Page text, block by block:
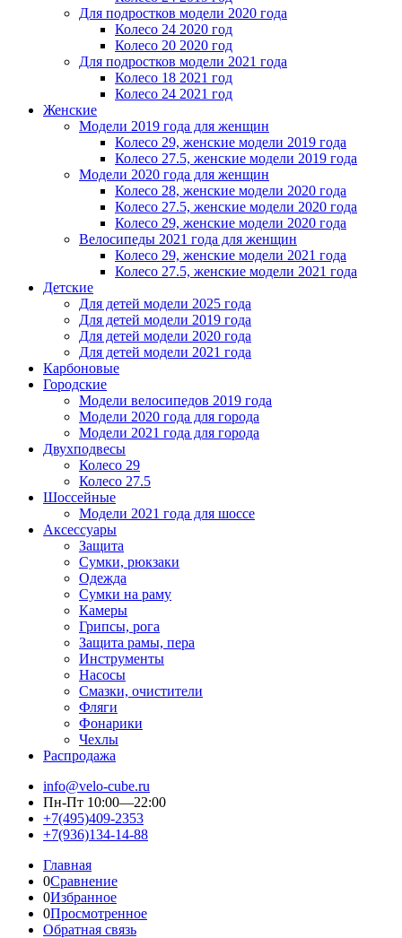
Для подростков модели 2020 года
Колесо 24 2020 год
Колесо 20 2020 год
Для подростков модели 2021 года
Колесо 18 2021 год
Колесо 24 2021 год
Женскиe
Модели 2019 года для женщин
Колесо 29, женские модели 2019 года
Колесо 27.5, женские модели 2019 года
Модели 2020 года для женщин
Колесо 28, женские модели 2020 года
Колесо 27.5, женские модели 2020 года
Колесо 29, женские модели 2020 года
Велосипеды 2021 года для женщин
Колесо 29, женские модели 2021 года
Колесо 27.5, женские модели 2021 года
Детские
Для детей модели 2025 года
Для детей модели 2019 года
Для детей модели 2020 года
Для детей модели 2021 года
Карбоновые
Городские
Модели велосипедов 2019 года
Модели 2020 года для города
Модели 2021 года для города
Двухподвесы
Колесо 29
Колесо 27.5
Шоссейные
Модели 2021 года для шоссе
Аксессуары
Защита
Сумки, рюкзаки
Одежда
Сумки на раму
Камеры
Грипсы, рога
Защита рамы, пера
Инструменты
Насосы
Смазки, очистители
Фляги
Фонарики
Чехлы
Распродажа
info@velo-cube.ru
Пн-Пт 10:00—22:00
+7(495)409-2353
+7(936)134-14-88
Главная
0Сравнение
0Избранное
0Просмотренное
Обратная связь